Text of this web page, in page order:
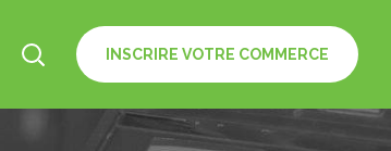
INSCRIRE VOTRE COMMERCE